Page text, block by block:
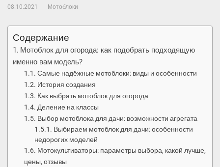
08.10.2021 Мотоблоки
Содержание
Мотоблок для огорода: как подобрать подходящую
именно вам модель?
Самые надёжные мотоблоки: виды и особенности
История создания
Как выбрать мотоблок для огорода
Деление на классы
Выбор мотоблока для дачи: возможности агрегата
Выбираем мотоблок для дачи: особенности
недорогих моделей
Мотокультиваторы: параметры выбора, какой лучше,
цены, отзывы